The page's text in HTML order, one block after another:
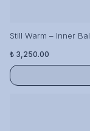
Still Warm – Inner
₺ 3,250.00